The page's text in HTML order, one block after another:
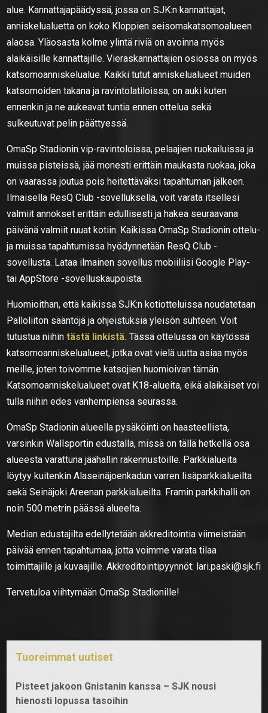
alue. Kannattajapäädyssä, jossa on SJK:n kannattajat,
anniskelualuetta on koko Kloppien seisomakatsomoalueen
alaosa. Yläosasta kolme ylintä riviä on avoinna myös
alaikäisille kannattajille. Vieraskannattajien osiossa on myös
katsomoanniskelualue. Kaikki tutut anniskelualueet muiden
katsomoiden takana ja ravintolatiloissa, on auki kuten
ennenkin ja ne aukeavat tuntia ennen ottelua sekä
sulkeutuvat pelin päättyessä.
OmaSp Stadionin vip-ravintoloissa, pelaajien ruokailuissa ja
muissa pisteissä, jää monesti erittäin maukasta ruokaa, joka
on vaarassa joutua pois heitettäväksi tapahtuman jälkeen.
Ilmaisella ResQ Club -sovelluksella, voit varata itsellesi
valmiit annokset erittäin edullisesti ja hakea seuraavana
päivänä valmiit ruuat kotiin. Kaikissa OmaSp Stadionin ottelu-
ja muissa tapahtumissa hyödynnetään ResQ Club -
sovellusta. Lataa ilmainen sovellus mobiiliisi Google Play-
tai AppStore -sovelluskaupoista.
Huomioithan, että kaikissa SJK:n kotiotteluissa noudatetaan
Palloliiton sääntöjä ja ohjeistuksia yleisön suhteen. Voit
tutustua niihintästä linkistä. Tässä ottelussa on käytössä
katsomoanniskelualueet, jotka ovat vielä uutta asiaa myös
meille, joten toivomme katsojien huomioivan tämän.
Katsomoanniskelualueet ovat K18-alueita, eikä alaikäiset voi
tulla niihin edes vanhempiensa seurassa.
OmaSp Stadionin alueella pysäköinti on haasteellista,
varsinkin Wallsportin edustalla, missä on tällä hetkellä osa
alueesta varattuna jäähallin rakennustöille. Parkkialueita
löytyy kuitenkin Alaseinäjoenkadun varren lisäparkkialueilta
sekä Seinäjoki Areenan parkkialueilta. Framin parkkihalli on
noin 500 metrin päässä alueelta.
Median edustajilta edellytetään akkreditointia viimeistään
päivää ennen tapahtumaa, jotta voimme varata tilaa
toimittajille ja kuvaajille. Akkreditointipyynnöt: lari.paski@sjk.fi
Tervetuloa viihtymään OmaSp Stadionille!
Tuoreimmat uutiset
Pisteet jakoon Gnistanin kanssa – SJK nousi
hienosti lopussa tasoihin